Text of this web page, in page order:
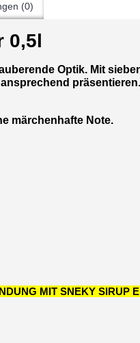
(0)
0,5l
Optik. Mit
präsentieren.
märchenhafte Note.
MIT SNEKY SIRUP